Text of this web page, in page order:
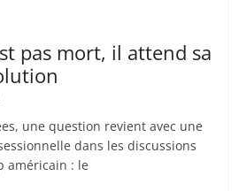
pas mort, il attend sa
une question revient avec une
dans les discussions
américain : le